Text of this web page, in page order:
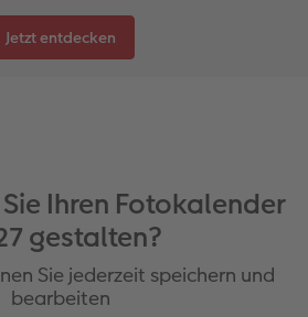
Jetzt entdecken
Ihren Fotokalender
gestalten?
Sie jederzeit speichern und
bearbeiten